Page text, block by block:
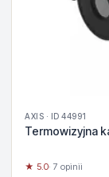
AXIS · ID 44991
Termowizyjna
★ 5.0· 7 opinii